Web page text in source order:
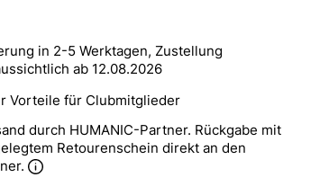
in 2-5 Werktagen, Zustellung
ab 12.08.2026
Vorteile für Clubmitglieder
durch HUMANIC-Partner. Rückgabe mit
Retourenschein direkt an den